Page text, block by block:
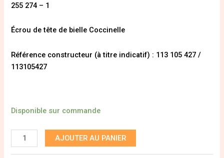
255 274 – 1
Écrou de tête de bielle Coccinelle
Référence constructeur (à titre indicatif) : 113 105 427 /
113105427
Disponible sur commande
AJOUTER AU PANIER